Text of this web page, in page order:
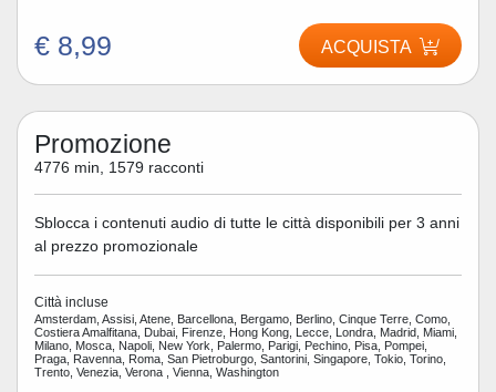
€ 8,99 ACQUISTA
Promozione
4776 min, 1579 racconti
Sblocca i contenuti audio di tutte le città disponibili per 3 anni
al prezzo promozionale
Città incluse
Amsterdam, Assisi, Atene, Barcellona, Bergamo, Berlino, Cinque Terre, Como,
Costiera Amalfitana, Dubai, Firenze, Hong Kong, Lecce, Londra, Madrid, Miami,
Milano, Mosca, Napoli, New York, Palermo, Parigi, Pechino, Pisa, Pompei,
Praga, Ravenna, Roma, San Pietroburgo, Santorini, Singapore, Tokio, Torino,
Trento, Venezia, Verona , Vienna, Washington